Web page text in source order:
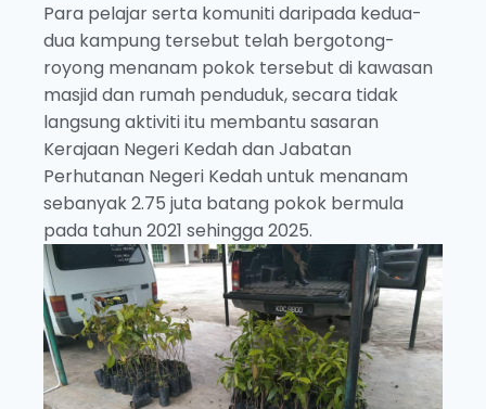
Para pelajar serta komuniti daripada kedua-
dua kampung tersebut telah bergotong-
royong menanam pokok tersebut di kawasan
masjid dan rumah penduduk, secara tidak
langsung aktiviti itu membantu sasaran
Kerajaan Negeri Kedah dan Jabatan
Perhutanan Negeri Kedah untuk menanam
sebanyak 2.75 juta batang pokok bermula
pada tahun 2021 sehingga 2025.